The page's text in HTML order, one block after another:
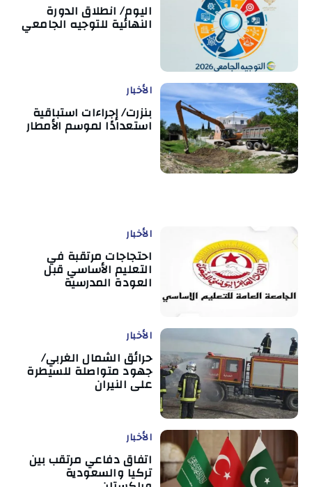
اليوم/ انطلاق الدورة
النهائية للتوجيه الجامعي
الأخبار
بنزرت/ إجراءات استباقية
استعدادًا لموسم الأمطار
الأخبار
احتجاجات مرتقبة في
التعليم الأساسي قبل
العودة المدرسية
الأخبار
حرائق الشمال الغربي/
جهود متواصلة للسيطرة
على النيران
الأخبار
اتفاق دفاعي مرتقب بين
تركيا والسعودية